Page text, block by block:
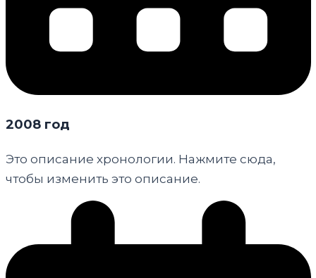
2008 год
Это описание хронологии. Нажмите сюда,
чтобы изменить это описание.